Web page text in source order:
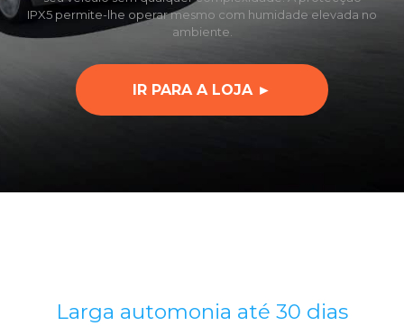
IPX5 permite-lhe operar mesmo com humidade elevada no
ambiente.
IR PARA A LOJA ►
Larga automonia até 30 dias